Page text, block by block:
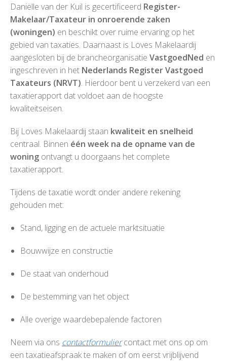
Daniëlle van der Kuil is gecertificeerd Register-
Makelaar/Taxateur in onroerende zaken
(woningen) en beschikt over ruime ervaring op het
gebied van taxaties. Daarnaast is Loves Makelaardij
aangesloten bij de brancheorganisatie VastgoedNed en
ingeschreven in het Nederlands Register Vastgoed
Taxateurs (NRVT). Hierdoor bent u verzekerd van een
taxatierapport dat voldoet aan de hoogste
kwaliteitseisen.
Bij Loves Makelaardij staan kwaliteit en snelheid
centraal. Binnen één week na de opname van de
woning ontvangt u doorgaans het complete
taxatierapport.
Tijdens de taxatie wordt onder andere rekening
gehouden met:
Stand, ligging en de actuele marktsituatie
Bouwwijze en constructie
De staat van onderhoud
De bestemming van het object
Alle overige waardebepalende factoren
Neem via ons contactformuliercontact met ons op om
een taxatieafspraak te maken of om eerst vrijblijvend